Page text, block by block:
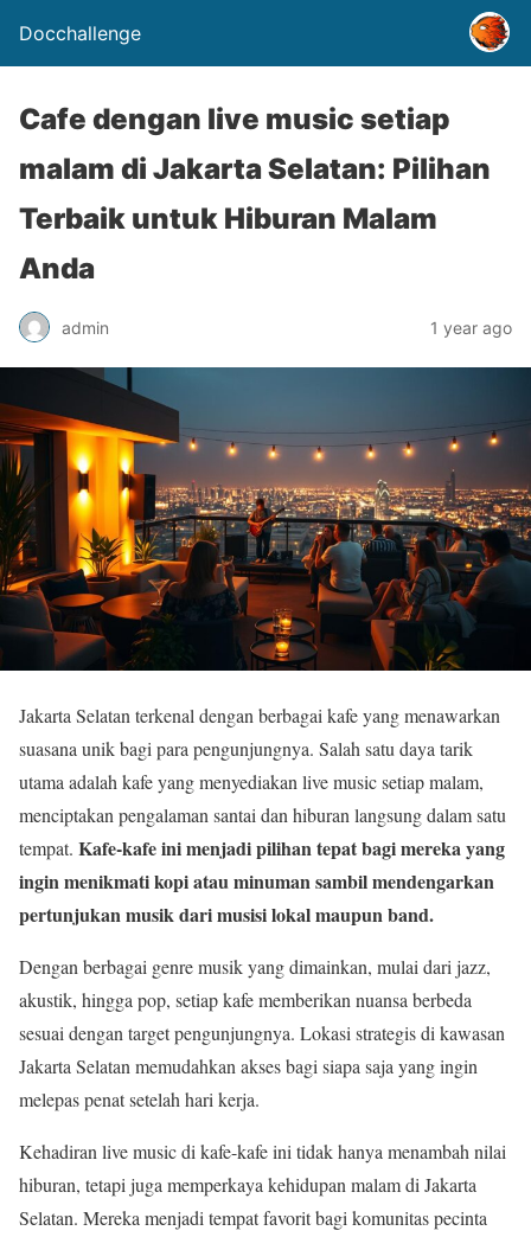
Docchallenge
Cafe dengan live music setiap
malam di Jakarta Selatan: Pilihan
Terbaik untuk Hiburan Malam
Anda
admin 1 year ago
Jakarta Selatan terkenal dengan berbagai kafe yang menawarkan
suasana unik bagi para pengunjungnya. Salah satu daya tarik
utama adalah kafe yang menyediakan live music setiap malam,
menciptakan pengalaman santai dan hiburan langsung dalam satu
tempat. Kafe-kafe ini menjadi pilihan tepat bagi mereka yang
ingin menikmati kopi atau minuman sambil mendengarkan
pertunjukan musik dari musisi lokal maupun band.
Dengan berbagai genre musik yang dimainkan, mulai dari jazz,
akustik, hingga pop, setiap kafe memberikan nuansa berbeda
sesuai dengan target pengunjungnya. Lokasi strategis di kawasan
Jakarta Selatan memudahkan akses bagi siapa saja yang ingin
melepas penat setelah hari kerja.
Kehadiran live music di kafe-kafe ini tidak hanya menambah nilai
hiburan, tetapi juga memperkaya kehidupan malam di Jakarta
Selatan. Mereka menjadi tempat favorit bagi komunitas pecinta